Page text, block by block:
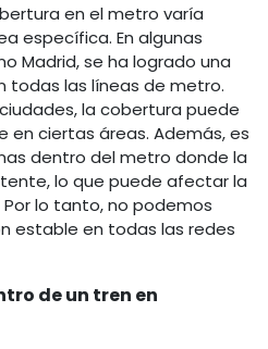
en el metro varía
específica. En algunas
Madrid, se ha logrado una
las líneas de metro.
la cobertura puede
en ciertas áreas. Además, es
dentro del metro donde la
lo que puede afectar la
lo tanto, no podemos
estable en todas las redes
de un tren en